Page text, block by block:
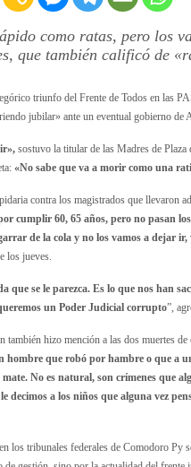
como ratas, pero los
que también calificó de
triunfo del Frente de Todos en las
jubilar» ante un eventual gobierno de
sostuvo la titular de las Madres de
«No sabe que va a morir como una
contra los magistrados que llevaron
cumplir 60, 65 años, pero no pasan
de la cola y no los vamos a dejar
los jueves.
que se le parezca. Es lo que nos han
un Poder Judicial corrupto”,
también hizo mención a las dos muertes
hombre que robó por hambre o que a
No es natural, son crímenes que
le decimos a los niños que alguna vez
los tribunales federales de Comodoro